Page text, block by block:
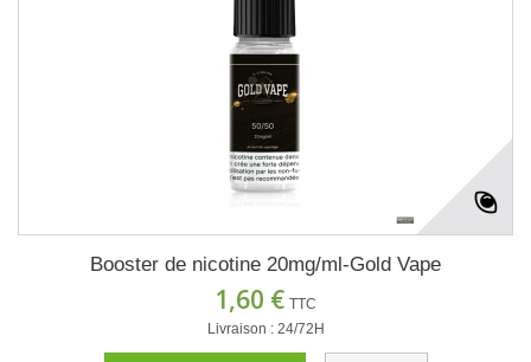
Booster de nicotine 20mg/ml-Gold Vape
1,60 € TTC
Livraison : 24/72H